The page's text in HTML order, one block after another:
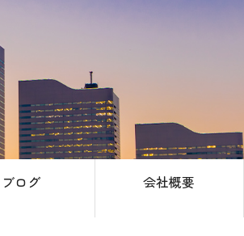
ブログ 会社概要